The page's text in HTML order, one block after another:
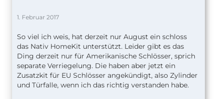
1. Februar 2017
So viel ich weis, hat derzeit nur August ein schloss
das Nativ HomeKit unterstützt. Leider gibt es das
Ding derzeit nur für Amerikanische Schlösser, sprich
separate Verriegelung. Die haben aber jetzt ein
Zusatzkit für EU Schlösser angekündigt, also Zylinder
und Türfalle, wenn ich das richtig verstanden habe.